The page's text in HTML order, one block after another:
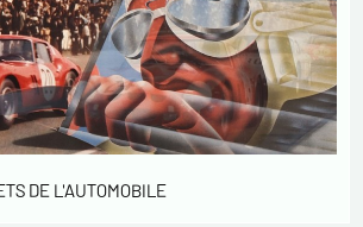
:
sur ce formulaire sont
fichier informatisé par ESTAMPE
pour la gestion des achats et la gestion
sont conservées pendant 3 ans et sont
commercial. Conformément à la loi «
vous concernant et les faire rectifier en
DE L'AUTOMOBILE